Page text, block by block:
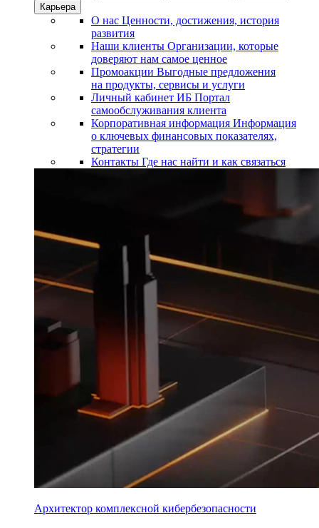
Карьера
О нас Ценности, достижения, история
развития
Наши клиенты Организации, которые
доверяют нам самое ценное
Промоакции Выгодные предложения
на продукты, сервисы и услуги
Личный кабинет ИБ Портал
самообслуживания клиента
Корпоративная информация Информация
о ключевых финансовых показателях,
стратегии
Контакты Где нас найти и как связаться
Архитектор комплексной кибербезопасности